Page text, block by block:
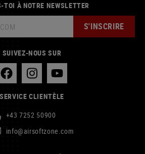
TOI À NOTRE NEWSLETTER
S'INSCRIRE
SUIVEZ-NOUS SUR
SERVICE CLIENTÈLE
+43 7252 50900
info@airsoftzone.com